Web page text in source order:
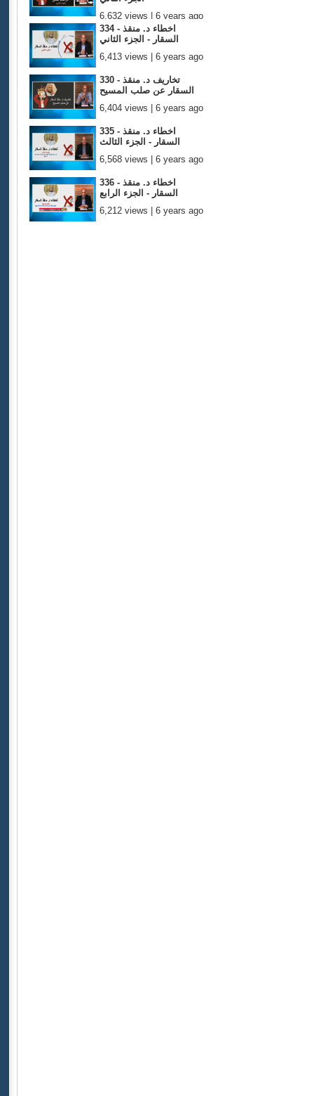
6,632 views | 6 years ago
334 - اخطاء د. منقذ
السقار - الجزء الثاني
6,413 views | 6 years ago
330 - تخاريف د. منقذ
السقار عن صلب المسيح
6,404 views | 6 years ago
335 - اخطاء د. منقذ
السقار - الجزء الثالث
6,568 views | 6 years ago
336 - اخطاء د. منقذ
السقار - الجزء الرابع
6,212 views | 6 years ago